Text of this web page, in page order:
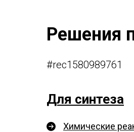
Решения
#rec1580989761
Для синтеза
Химические